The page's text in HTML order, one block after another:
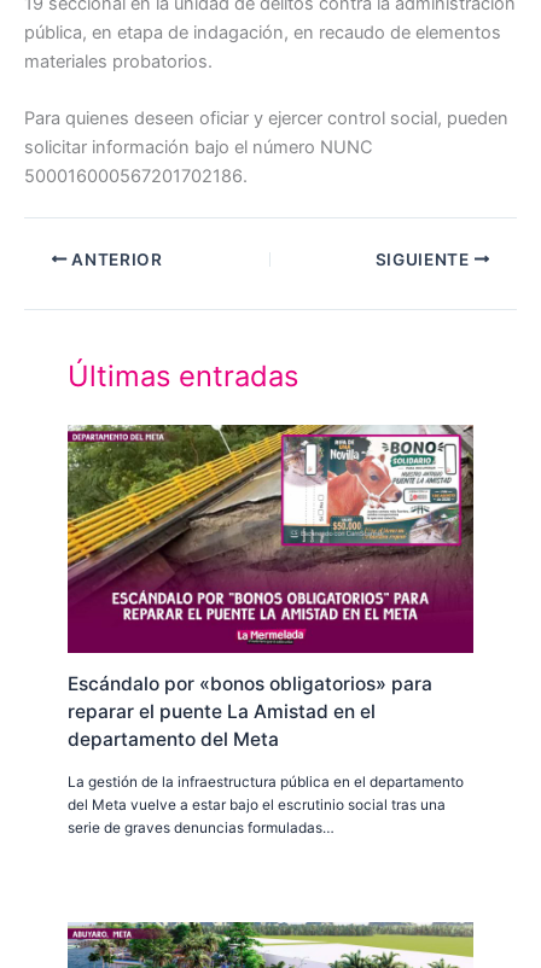
pública, en etapa de indagación, en recaudo de elementos
materiales probatorios.
Para quienes deseen oficiar y ejercer control social, pueden
solicitar información bajo el número NUNC
500016000567201702186.
ANTERIOR SIGUIENTE
Últimas entradas
Escándalo por «bonos obligatorios» para
reparar el puente La Amistad en el
departamento del Meta
La gestión de la infraestructura pública en el departamento
del Meta vuelve a estar bajo el escrutinio social tras una
serie de graves denuncias formuladas…